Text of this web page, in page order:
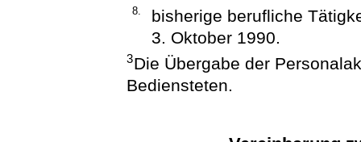
8.
bisherige berufliche
3. Oktober 1990.
3Die Übergabe der
Bediensteten.